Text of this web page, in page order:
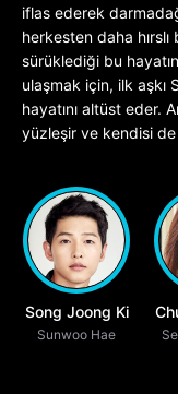
iflas ederek
herkesten daha
sürüklediği bu
ulaşmak için, ilk aşkı
hayatını altüst eder.
yüzleşir ve kendisi
Song Joong Ki
Sunwoo Hae